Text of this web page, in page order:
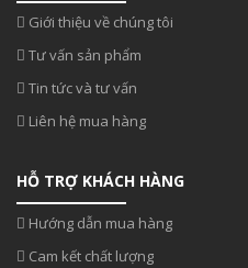
Giới thiệu về chúng tôi
Tư vấn sản phẩm
Tin tức và tư vấn
Liên hệ mua hàng
HỖ TRỢ KHÁCH HÀNG
Hướng dẫn mua hàng
Cam kết chất lượng